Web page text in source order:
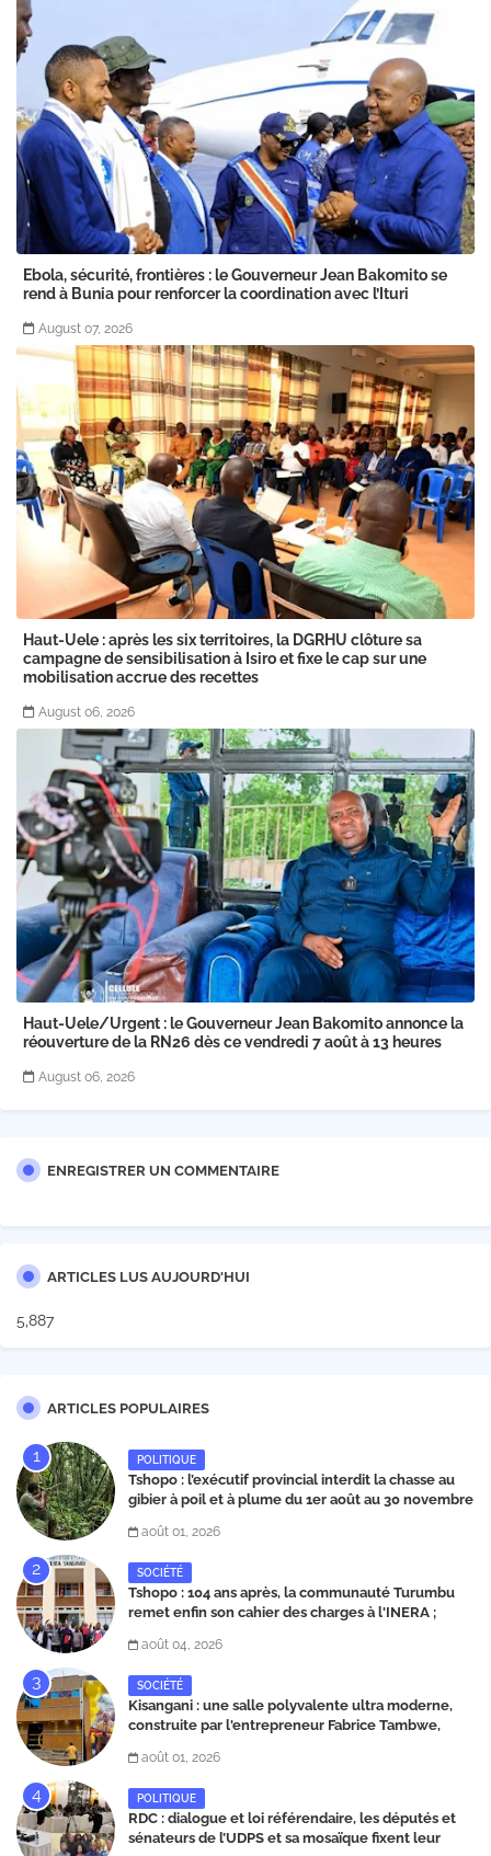
Ebola, sécurité, frontières : le Gouverneur Jean Bakomito se
rend à Bunia pour renforcer la coordination avec l’Ituri
August 07, 2026
Haut-Uele : après les six territoires, la DGRHU clôture sa
campagne de sensibilisation à Isiro et fixe le cap sur une
mobilisation accrue des recettes
August 06, 2026
Haut-Uele/Urgent : le Gouverneur Jean Bakomito annonce la
réouverture de la RN26 dès ce vendredi 7 août à 13 heures
August 06, 2026
ENREGISTRER UN COMMENTAIRE
ARTICLES LUS AUJOURD'HUI
5,887
ARTICLES POPULAIRES
POLITIQUE
Tshopo : l’exécutif provincial interdit la chasse au
gibier à poil et à plume du 1er août au 30 novembre
août 01, 2026
SOCIÉTÉ
Tshopo : 104 ans après, la communauté Turumbu
remet enfin son cahier des charges à l'INERA ;
août 04, 2026
SOCIÉTÉ
Kisangani : une salle polyvalente ultra moderne,
construite par l'entrepreneur Fabrice Tambwe,
août 01, 2026
POLITIQUE
RDC : dialogue et loi référendaire, les députés et
sénateurs de l’UDPS et sa mosaïque fixent leur